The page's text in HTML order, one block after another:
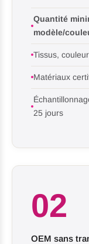
Quantité
modèle/
Tissus,
Matériaux
25 jours
02
OEM sans